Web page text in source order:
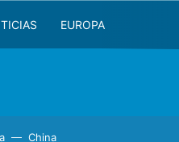
EUROPA
China